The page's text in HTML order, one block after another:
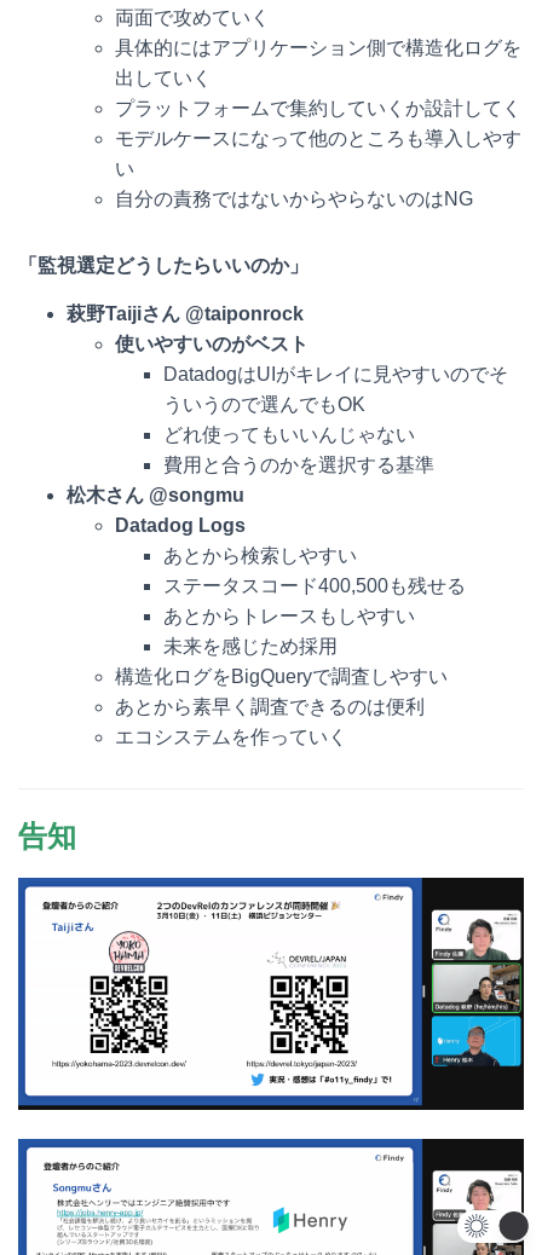
両面で攻めていく
具体的にはアプリケーション側で構造化ログを
出していく
プラットフォームで集約していくか設計してく
モデルケースになって他のところも導入しやす
い
自分の責務ではないからやらないのはNG
「監視選定どうしたらいいのか」
萩野Taijiさん @taiponrock
使いやすいのがベスト
DatadogはUIがキレイに見やすいのでそ
ういうので選んでもOK
どれ使ってもいいんじゃない
費用と合うのかを選択する基準
松木さん @songmu
Datadog Logs
あとから検索しやすい
ステータスコード400,500も残せる
あとからトレースもしやすい
未来を感じため採用
構造化ログをBigQueryで調査しやすい
あとから素早く調査できるのは便利
エコシステムを作っていく
告知